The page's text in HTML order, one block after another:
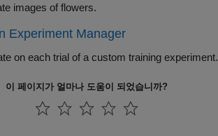
images of flowers.
Experiment Manager
Configure multiple parallel workers to collaborate on each trial of a custom training experiment.
이 페이지가 얼마나 도움이 되었습니까?